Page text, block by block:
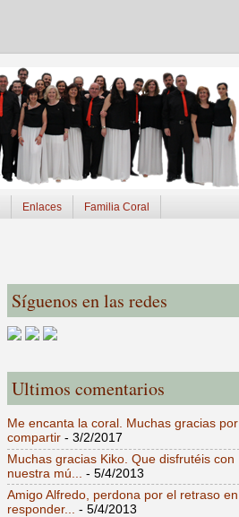
Enlaces Familia Coral
Síguenos en las redes
Ultimos comentarios
Me encanta la coral. Muchas gracias por
compartir - 3/2/2017
Muchas gracias Kiko. Que disfrutéis con
nuestra mú...
- 5/4/2013
Amigo Alfredo, perdona por el retraso en
responder...
- 5/4/2013